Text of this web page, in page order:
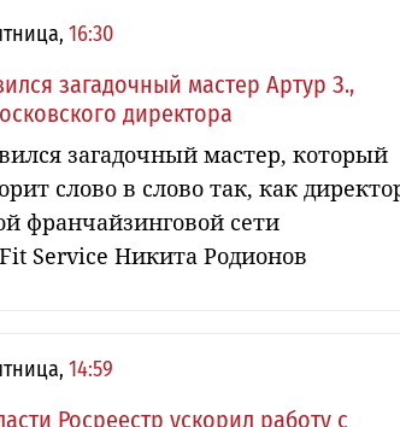
16:30
загадочный мастер Артур З.,
директора
загадочный мастер, который
слово в слово так, как
франчайзинговой сети
Service Никита Родионов
14:59
Росреестр ускорил работу с